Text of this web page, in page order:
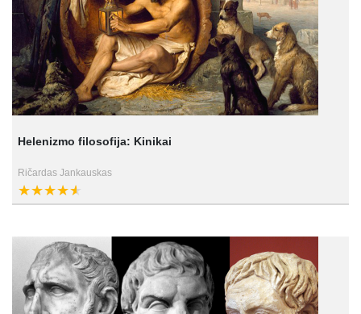
Helenizmo filosofija: Kinikai
Ričardas Jankauskas